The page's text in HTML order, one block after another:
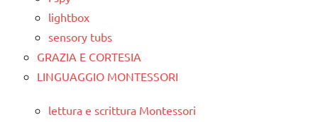
lightbox
sensory tubs
GRAZIA E CORTESIA
LINGUAGGIO MONTESSORI
lettura e scrittura Montessori